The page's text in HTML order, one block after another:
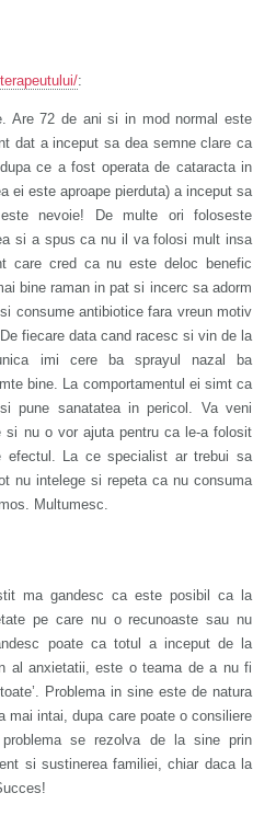
:
Are 72 de ani si in mod normal este
dat a inceput sa dea semne clare ca
ce a fost operata de cataracta in
ei este aproape pierduta) a inceput sa
nevoie! De multe ori foloseste
si a spus ca nu il va folosi mult insa
care cred ca nu este deloc benefic
bine raman in pat si incerc sa adorm
consume antibiotice fara vreun motiv
fiecare data cand racesc si vin de la
imi cere ba sprayul nazal ba
bine. La comportamentul ei simt ca
sanatatea in pericol. Va veni
si nu o vor ajuta pentru ca le-a folosit
La ce specialist ar trebui sa
nu intelege si repeta ca nu consuma
Multumesc.
ma gandesc ca este posibil ca la
pe care nu o recunoaste sau nu
poate ca totul a inceput de la
al anxietatii, este o teama de a nu fi
Problema in sine este de natura
mai intai, dupa care poate o consiliere
se rezolva de la sine prin
si sustinerea familiei, chiar daca la